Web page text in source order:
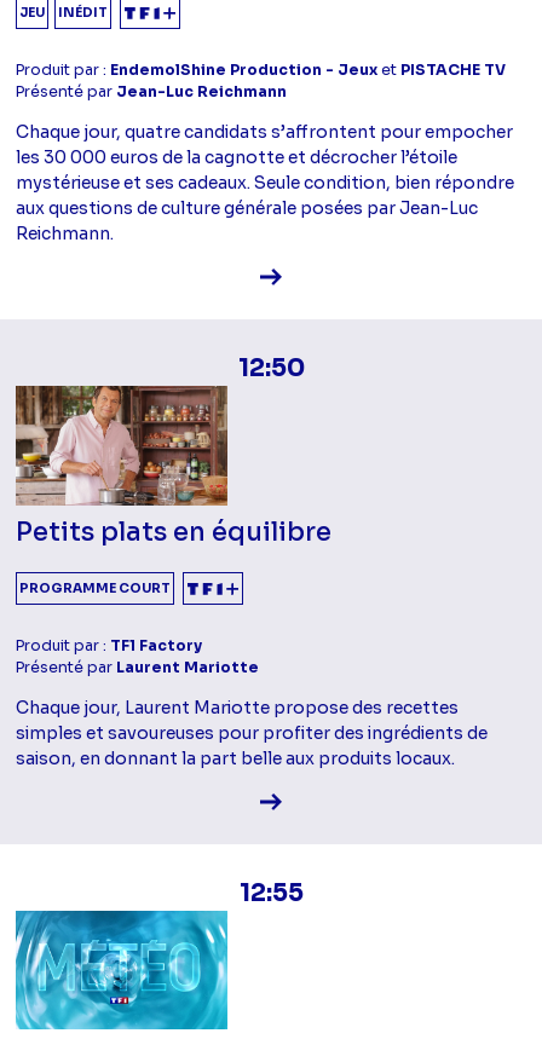
JEU INÉDIT
Produit par : EndemolShine Production - Jeuxet PISTACHE TV
Présenté par Jean-Luc Reichmann
Chaque jour, quatre candidats s’affrontent pour empocher
les 30 000 euros de la cagnotte et décrocher l’étoile
mystérieuse et ses cadeaux. Seule condition, bien répondre
aux questions de culture générale posées par Jean-Luc
Reichmann.
Voir la fiche diffusion
12:50
Petits plats en équilibre
PROGRAMME COURT
Produit par : TF1 Factory
Présenté par Laurent Mariotte
Chaque jour, Laurent Mariotte propose des recettes
simples et savoureuses pour profiter des ingrédients de
saison, en donnant la part belle aux produits locaux.
Voir la fiche diffusion
12:55